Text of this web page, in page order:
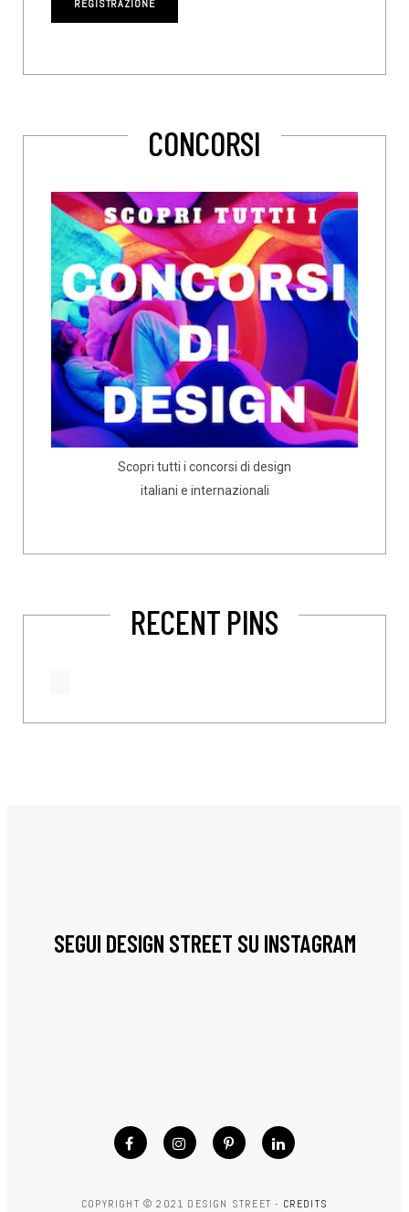
CONCORSI
Scopri tutti i concorsi di design
italiani e internazionali
RECENT PINS
SEGUI DESIGN STREET SU INSTAGRAM
COPYRIGHT © 2021 DESIGN STREET - CREDITS